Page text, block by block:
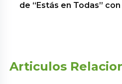
de “Estás en Todas”
Articulos